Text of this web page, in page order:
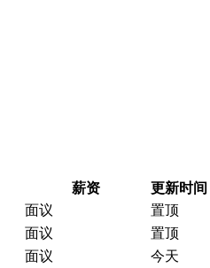
薪资
更新时间
面议
置顶
面议
置顶
面议
今天